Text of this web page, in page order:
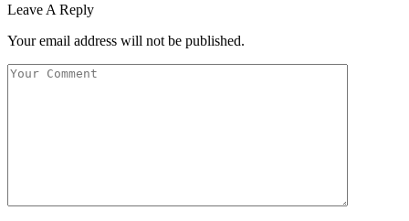
Leave A Reply
Your email address will not be published.